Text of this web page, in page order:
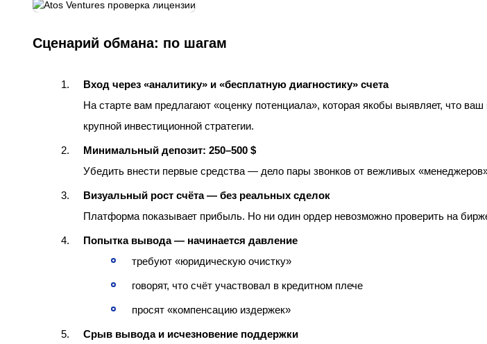
Сценарий обмана: по шагам
Вход через «аналитику» и «бесплатную диагностику» счета
На старте вам предлагают «оценку потенциала», которая якобы выявляет, что
крупной инвестиционной стратегии.
Минимальный депозит: 250–500 $
Убедить внести первые средства — дело пары звонков от вежливых
Визуальный рост счёта — без реальных сделок
Платформа показывает прибыль. Но ни один ордер невозможно проверить на
Попытка вывода — начинается давление
требуют «юридическую очистку»
говорят, что счёт участвовал в кредитном плече
просят «компенсацию издержек»
Срыв вывода и исчезновение поддержки